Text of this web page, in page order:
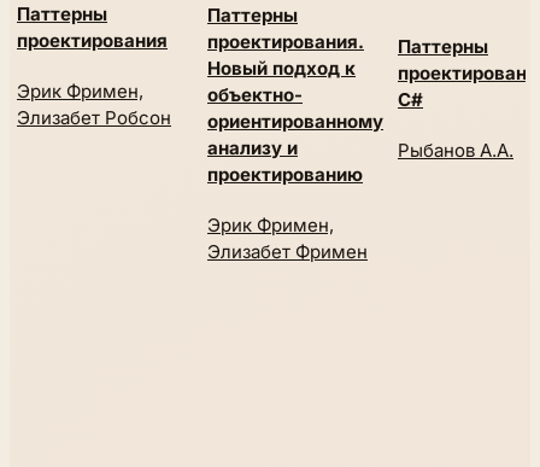
Паттерны
проектирования
Эрик Фримен,
Элизабет Робсон
Паттерны
проектирования.
Новый подход к
объектно-
ориентированному
анализу и
проектированию
Эрик Фримен,
Элизабет Фримен
Паттерны
С#
Рыбанов А.А.